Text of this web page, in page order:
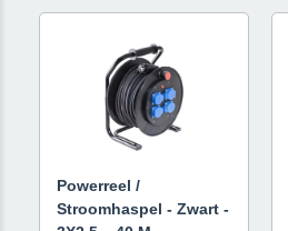
Powerreel /
Stroomhaspel - Zwart -